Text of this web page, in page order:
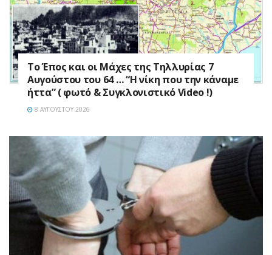
Το Έπος και οι Μάχες της Τηλλυρίας 7
Αυγούστου του 64 … “Η νίκη που την κάναμε
ήττα” ( φωτό & Συγκλονιστικό Video !)
8 ΑΥΓΟΎΣΤΟΥ 2026